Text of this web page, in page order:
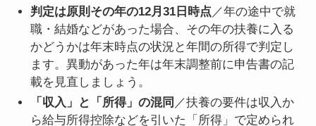
判定は原則その年の12月31日時点 ／年の途中で就
職・結婚などがあった場合、その年の扶養に入る
かどうかは年末時点の状況と年間の所得で判定し
ます。異動があった年は年末調整前に申告書の記
載を見直しましょう。
「収入」と「所得」の混同 ／扶養の要件は収入か
ら給与所得控除などを引いた「所得」で定められ